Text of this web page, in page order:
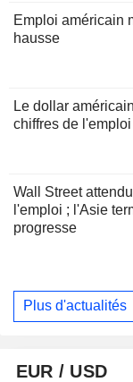
Emploi américain
hausse
Le dollar
chiffres de
Wall Street
l'emploi ; l'Asie
progresse
Plus d'actualités
EUR / USD